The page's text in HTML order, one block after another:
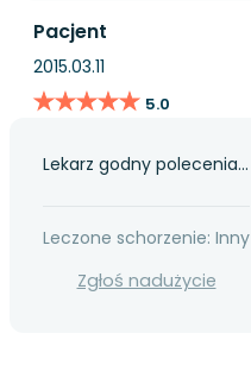
Pacjent
2015.03.11
★★★★★
★★★★★ 5.0
Lekarz godny polecenia...
Leczone schorzenie: Inny
Zgłoś nadużycie